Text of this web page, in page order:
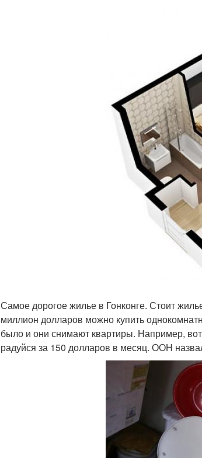
Самое дорогое жилье в Гонконге. Стоит
миллион долларов можно купить
было и они снимают квартиры. Например,
радуйся за 150 долларов в месяц. ООН